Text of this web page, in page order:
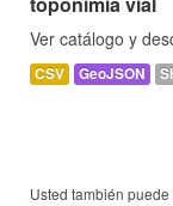
Ver catálogo y
CSV GeoJSON
Usted también